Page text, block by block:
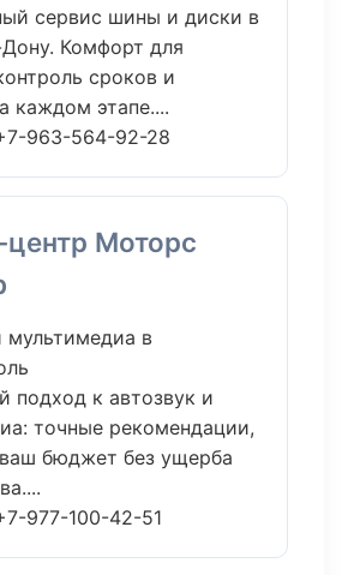
сервис шины и диски в
Комфорт для
сроков и
каждом этапе....
963-564-92-28
Моторс
мультимедиа в
подход к автозвук и
точные рекомендации,
бюджет без ущерба
977-100-42-51